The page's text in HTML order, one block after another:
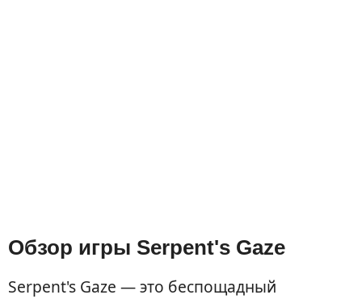
Обзор игры Serpent's Gaze
Serpent's Gaze — это беспощадный